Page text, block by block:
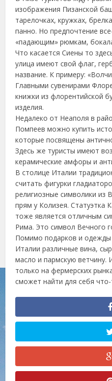
изображения Пизанской
тарелочках, кружках,
панно. Но предпочтение
«падающим» рюмкам,
Что касается Сиены то
улица имеют свой флаг,
название. К примеру:
Главными сувенирами
книжки из флорентийской
изделия.
Недалеко от Неаполя в
Помпеев можно купить
которые посвящены
Здесь же туристы имеют
керамические амфоры и
В столице Италии
считать фигурки
религиозные символики из
прям у Колизея. Статуэтка
тоже является отличным
Рима. Это символ Вечного
Помимо подарков и одежды
Италии различные вина,
масло и пармскую ветчину.
только на фермерских
сможет найти для себя